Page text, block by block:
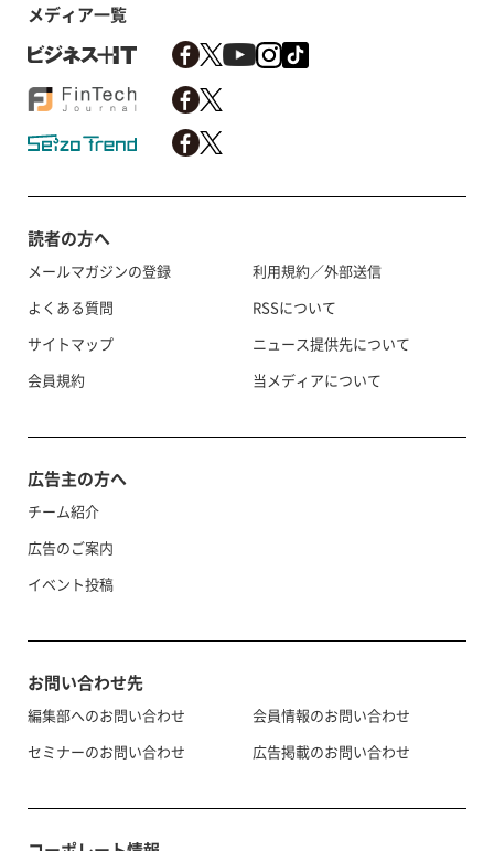
メディア一覧
読者の方へ
メールマガジンの登録
よくある質問
サイトマップ
会員規約
利用規約／外部送信
RSSについて
ニュース提供先について
当メディアについて
広告主の方へ
チーム紹介
広告のご案内
イベント投稿
お問い合わせ先
編集部へのお問い合わせ
セミナーのお問い合わせ
会員情報のお問い合わせ
広告掲載のお問い合わせ